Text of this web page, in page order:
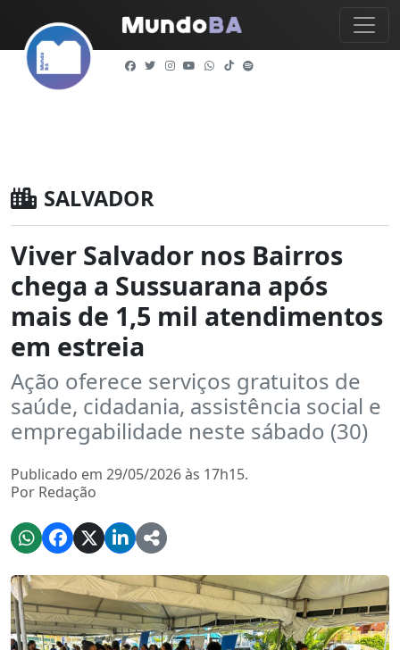
SALVADOR
Viver Salvador nos Bairros
chega a Sussuarana após
mais de 1,5 mil atendimentos
em estreia
Ação oferece serviços gratuitos de
saúde, cidadania, assistência social e
empregabilidade neste sábado (30)
Publicado em 29/05/2026 às 17h15.
Por Redação